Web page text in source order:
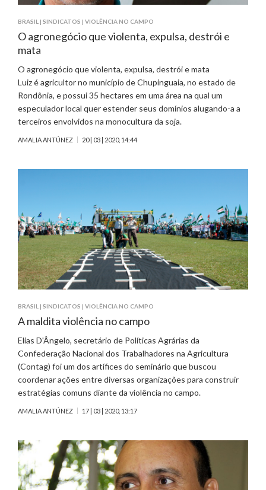
BRASIL | SINDICATOS | VIOLÊNCIA NO CAMPO
O agronegócio que violenta, expulsa, destrói e
mata
O agronegócio que violenta, expulsa, destrói e mata
Luiz é agricultor no município de Chupinguaia, no estado de
Rondônia, e possui 35 hectares em uma área na qual um
especulador local quer estender seus domínios alugando-a a
terceiros envolvidos na monocultura da soja.
AMALIA ANTÚNEZ 20 | 03 | 2020, 14:44
BRASIL | SINDICATOS | VIOLÊNCIA NO CAMPO
A maldita violência no campo
Elias D'Ângelo, secretário de Políticas Agrárias da
Confederação Nacional dos Trabalhadores na Agricultura
(Contag) foi um dos artífices do seminário que buscou
coordenar ações entre diversas organizações para construir
estratégias comuns diante da violência no campo.
AMALIA ANTÚNEZ 17 | 03 | 2020, 13:17